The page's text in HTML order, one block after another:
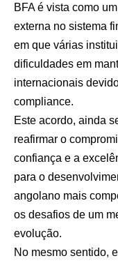
BFA é vista como
externa no sistema
em que várias
dificuldades em
internacionais
compliance.
Este acordo, ainda
reafirmar o
confiança e a
para o
angolano mais
os desafios de um
evolução.
No mesmo sentido,